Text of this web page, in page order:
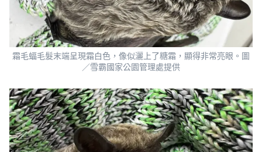
霜毛蝠毛髮末端呈現霜白色，像似灑上了糖霜，顯得非常亮眼。圖
／雪霸國家公園管理處提供